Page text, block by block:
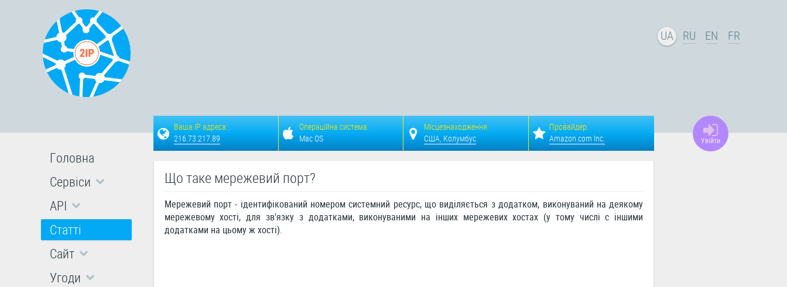
UA RU EN FR
Головна
Сервіси
API
Статті
Сайт
Угоди
Увійти
Ваша IP адреса:
216.73.217.89
Операційна система:
Mac OS
Місцезнаходження:
США, Колумбус
Провайдер:
Amazon.com Inc.
Що таке мережевий порт?
Мережевий порт - ідентифікований номером системний ресурс, що виділяється з додатком, виконуваний на деякому
мережевому хості, для зв'язку з додатками, виконуваними на інших мережевих хостах (у тому числі c іншими
додатками на цьому ж хості).